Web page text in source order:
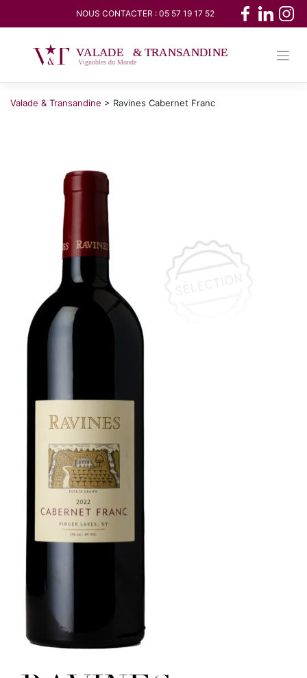
content
NOUS CONTACTER : 05 57 19 17 52
Valade & Transandine > Ravines Cabernet Franc